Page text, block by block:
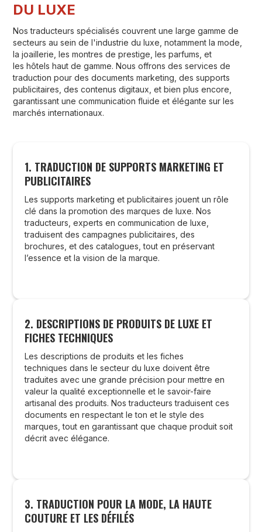
DU LUXE
Nos traducteurs spécialisés couvrent une large gamme de
secteurs au sein de l'industrie du luxe, notamment la mode,
la joaillerie, les montres de prestige, les parfums, et
les hôtels haut de gamme. Nous offrons des services de
traduction pour des documents marketing, des supports
publicitaires, des contenus digitaux, et bien plus encore,
garantissant une communication fluide et élégante sur les
marchés internationaux.
1. TRADUCTION DE SUPPORTS MARKETING ET
PUBLICITAIRES
Les supports marketing et publicitaires jouent un rôle
clé dans la promotion des marques de luxe. Nos
traducteurs, experts en communication de luxe,
traduisent des campagnes publicitaires, des
brochures, et des catalogues, tout en préservant
l’essence et la vision de la marque.
2. DESCRIPTIONS DE PRODUITS DE LUXE ET
FICHES TECHNIQUES
Les descriptions de produits et les fiches
techniques dans le secteur du luxe doivent être
traduites avec une grande précision pour mettre en
valeur la qualité exceptionnelle et le savoir-faire
artisanal des produits. Nos traducteurs traduisent ces
documents en respectant le ton et le style des
marques, tout en garantissant que chaque produit soit
décrit avec élégance.
3. TRADUCTION POUR LA MODE, LA HAUTE
COUTURE ET LES DÉFILÉS